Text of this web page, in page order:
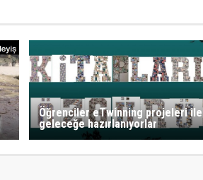
Öğrenciler eTwinning projeleri ile
geleceğe hazırlanıyorlar